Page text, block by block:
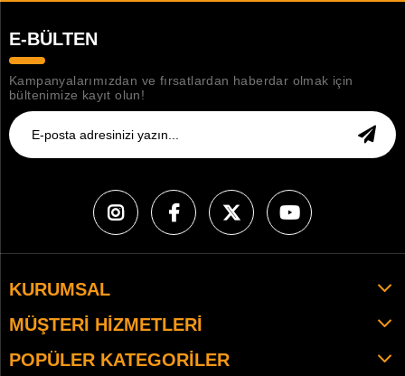
E-BÜLTEN
Kampanyalarımızdan ve fırsatlardan haberdar olmak için
bültenimize kayıt olun!
KURUMSAL
MÜŞTERI HIZMETLERI
POPÜLER KATEGORILER